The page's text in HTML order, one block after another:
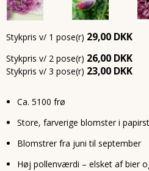
Stykpris v/ 1 pose(r) 29,00 DKK
Stykpris v/ 2 pose(r) 26,00 DKK
Stykpris v/ 3 pose(r) 23,00 DKK
Ca. 5100 frø
Store, farverige blomster i
Blomstrer fra juni til september
Høj pollenværdi – elsket af bier